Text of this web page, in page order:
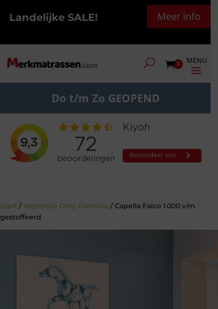
Landelijke SALE! Meer info
0
Do t/m Zo GEOPEND
Start / Webshop Only Collectie / Capella Falco 1.000 v/m
gestoffeerd